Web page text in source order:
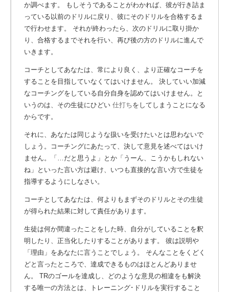
か調べます。 もしそうであることがわかれば、彼が行き詰ま
っている以前のドリルに戻り、彼にそのドリルを合格するま
で行わせます。 それが終わったら、次のドリルに取り掛か
り、合格するまでそれを行い、再び後の方のドリルに進んで
いきます。
コーチとしてあなたは、常により良く、より正確なコーチを
することを目指していなくてはいけません。 決していい加減
なコーチングをしている自分自身を認めてはいけません。と
いうのは、その生徒にひどい 仕打ちをしてしまうことになる
からです。
それに、あなたは同じような扱いを受けたいとは思わないで
しょう。コーチングにあたって、決して意見を述べてはいけ
ません。「…だと思うよ」とか「うーん、こうかもしれない
ね」といった言い方は避け、いつも直接的な言い方で生徒を
指導するようにしなさい。
コーチとしてあなたは、何よりもまずそのドリルとその生徒
が得られた結果に対して責任があります。
生徒は何か間違ったことをした時、自分がしていることを釈
明したり、正当化したりすることがあります。 彼は説明や
「理由」をあなたに言うことでしょう。 そんなことをくどく
どと言ったところで、達成できるものはほとんどありませ
ん。 TRのゴールを達成し、どのような意見の相違をも解決
する唯一の方法とは、トレーニング･ドリルを実行すること